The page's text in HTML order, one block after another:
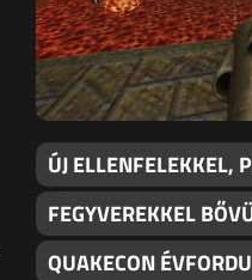
ÚJ ELLENFELEKKEL,
FEGYVEREKKEL
QUAKECON